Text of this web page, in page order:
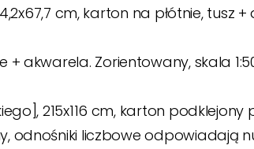
cm, karton na płótnie, tusz
+ akwarela. Zorientowany, skala
215x116 cm, karton podklejony
odnośniki liczbowe odpowiadają